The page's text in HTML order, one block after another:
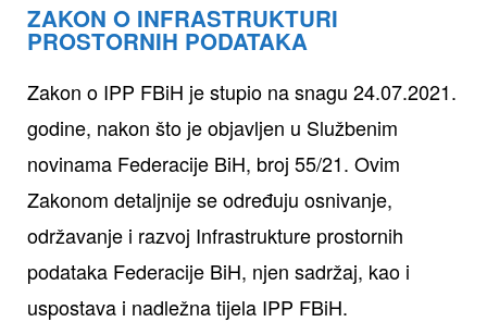
ZAKON O INFRASTRUKTURI
PROSTORNIH PODATAKA
Zakon o IPP FBiH je stupio na snagu 24.07.2021.
godine, nakon što je objavljen u Službenim
novinama Federacije BiH, broj 55/21. Ovim
Zakonom detaljnije se određuju osnivanje,
održavanje i razvoj Infrastrukture prostornih
podataka Federacije BiH, njen sadržaj, kao i
uspostava i nadležna tijela IPP FBiH.